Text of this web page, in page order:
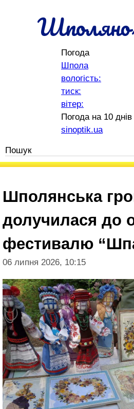
Погода
Шпола
вологість:
тиск:
вітер:
Погода на 10 днів
sinoptik.ua
Шполянська
долучилася до
фестивалю
06 липня 2026, 10:15